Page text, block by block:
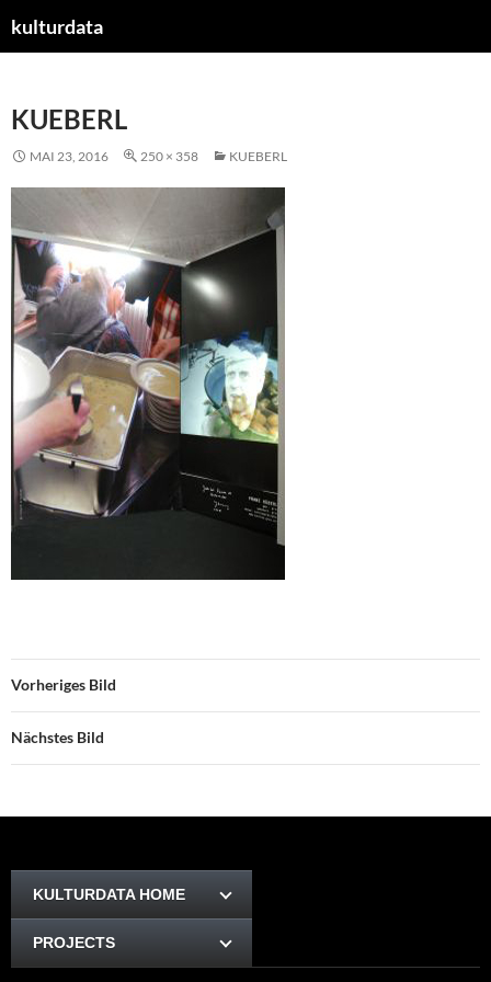
kulturdata
KUEBERL
MAI 23, 2016 250 × 358 KUEBERL
Vorheriges Bild
Nächstes Bild
KULTURDATA HOME
PROJECTS